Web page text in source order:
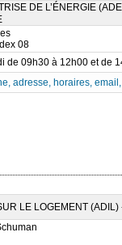
DE L’ÉNERGIE
08
de 09h30 à 12h00 et de
adresse, horaires,
LE LOGEMENT